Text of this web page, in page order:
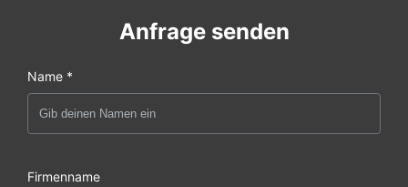
Anfrage senden
Name *
Firmenname